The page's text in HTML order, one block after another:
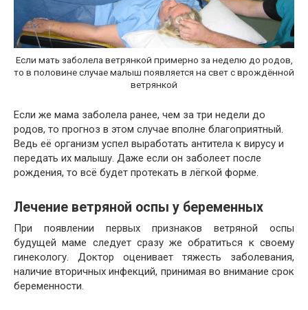
Если мать заболела ветрянкой примерно за неделю до родов,
то в половине случае малыш появляется на свет с врождённой
ветрянкой
Если же мама заболела ранее, чем за три недели до
родов, то прогноз в этом случае вполне благоприятный.
Ведь её организм успел выработать антитела к вирусу и
передать их малышу. Даже если он заболеет после
рождения, то всё будет протекать в лёгкой форме.
Лечение ветряной оспы у беременных
При появлении первых признаков ветряной оспы
будущей маме следует сразу же обратиться к своему
гинекологу. Доктор оценивает тяжесть заболевания,
наличие вторичных инфекций, принимая во внимание срок
беременности.